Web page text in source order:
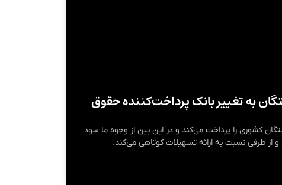
به تغییر بانک پرداخت‌کننده حقوق
کشوری را پرداخت می‌کند و در این بین از وجوه ما سود
از طرفی نسبت به ارائه تسهیلات کوتاهی می‌کند.